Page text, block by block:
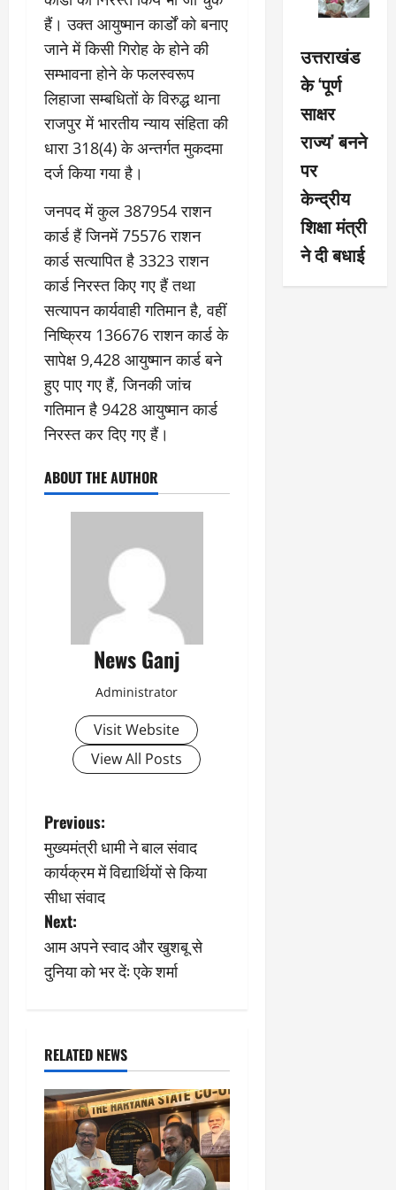
हैं। उक्त आयुष्मान कार्डों को बनाए
जाने में किसी गिरोह के होने की
सम्भावना होने के फलस्वरूप
लिहाजा सम्बधितों के विरुद्ध थाना
राजपुर में भारतीय न्याय संहिता की
धारा 318(4) के अन्तर्गत मुकदमा
दर्ज किया गया है।
जनपद में कुल 387954 राशन
कार्ड हैं जिनमें 75576 राशन
कार्ड सत्यापित है 3323 राशन
कार्ड निरस्त किए गए हैं तथा
सत्यापन कार्यवाही गतिमान है, वहीं
निष्क्रिय 136676 राशन कार्ड के
सापेक्ष 9,428 आयुष्मान कार्ड बने
हुए पाए गए हैं, जिनकी जांच
गतिमान है 9428 आयुष्मान कार्ड
निरस्त कर दिए गए हैं।
ABOUT THE AUTHOR
News Ganj
Administrator
Visit Website
View All Posts
P
o
s
t
n
v
i
g
a
Previous:
मुख्यमंत्री धामी ने बाल संवाद
कार्यक्रम में विद्यार्थियों से किया
सीधा संवाद
Next:
आम अपने स्वाद और खुशबू से
दुनिया को भर दें: एके शर्मा
RELATED NEWS
उत्तराखंड
के ‘पूर्ण
साक्षर
राज्य’ बनने
पर
केन्द्रीय
शिक्षा मंत्री
ने दी बधाई